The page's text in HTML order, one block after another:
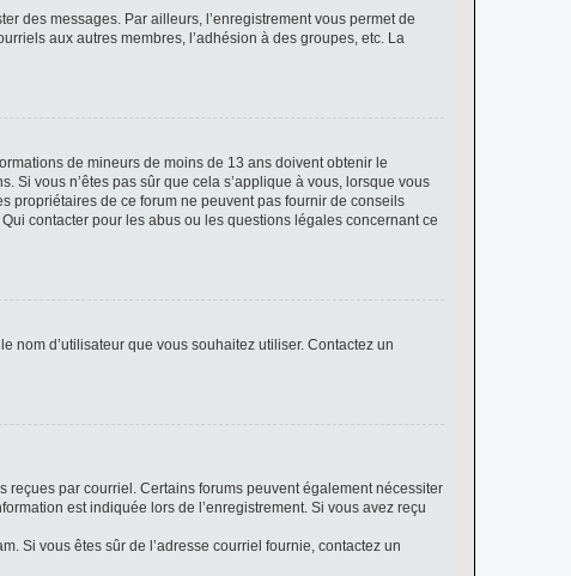
des messages. Par ailleurs, l’enregistrement vous permet de
aux autres membres, l’adhésion à des groupes, etc. La
de mineurs de moins de 13 ans doivent obtenir le
Si vous n’êtes pas sûr que cela s’applique à vous, lorsque vous
propriétaires de ce forum ne peuvent pas fournir de conseils
contacter pour les abus ou les questions légales concernant ce
nom d’utilisateur que vous souhaitez utiliser. Contactez un
reçues par courriel. Certains forums peuvent également nécessiter
est indiquée lors de l’enregistrement. Si vous avez reçu
Si vous êtes sûr de l’adresse courriel fournie, contactez un